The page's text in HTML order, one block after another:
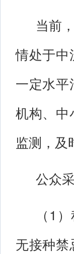
当前
情处于
一定水
机构、
监测，及
公众
（1
无接种